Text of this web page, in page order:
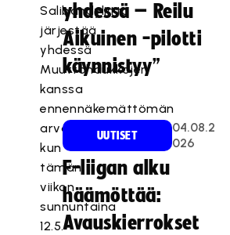
Salibandyliitto
järjestää
yhdessä
Muuttohaukkojen
kanssa
ennennäkemättömän
arvonnan,
kun
tämän
viikon
sunnuntaina
12.5.
yhdessä – Reilu
Aikuinen -pilotti
käynnistyy”
UUTISET
04.08.2
026
F-liigan alku
häämöttää:
Avauskierrokset